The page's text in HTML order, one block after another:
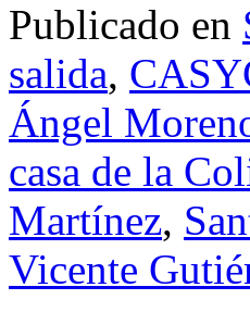
Publicado en
salida,
Ángel
casa de la
Martínez,
Vicente